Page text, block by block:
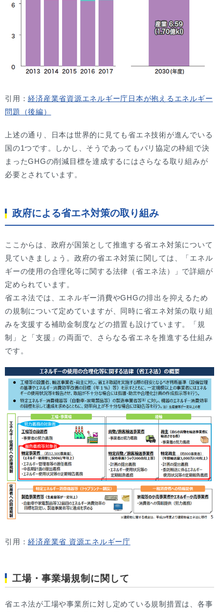
引用：経済産業省資源エネルギー庁日本が抱えるエネルギー
問題（後編）
上述の通り、日本は世界的に見ても省エネ技術が進んでいる
国の1つです。しかし、そうであってもパリ協定の枠組で決
まったGHGの削減目標を達成するにはさらなる取り組みが
必要とされています。
政府による省エネ対策の取り組み
ここからは、政府が国策として推進する省エネ対策について
見ていきましょう。政府の省エネ対策に関しては、「エネル
ギーの使用の合理化等に関する法律（省エネ法）」で詳細が
定められています。
省エネ法では、エネルギー消費やGHGの排出を抑えるため
の規制について定めていますが、同時に省エネ対策の取り組
みを支援する補助金制度などの措置も設けています。「規
制」と「支援」の両面で、さらなる省エネを推進する仕組み
です。
引用：経済産業省 資源エネルギー庁
工場・事業場規制に関して
省エネ法が工場や事業所に対し定めている規制措置は、各事